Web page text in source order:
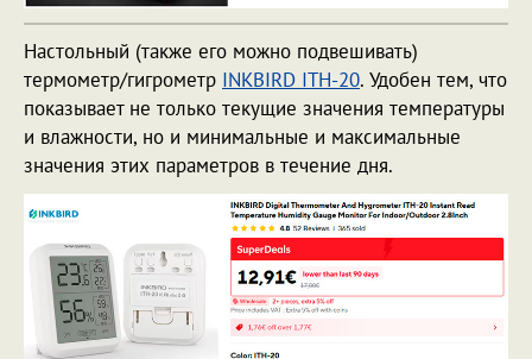
Настольный (также его можно подвешивать)
термометр/гигрометр INKBIRD ITH-20. Удобен тем, что
показывает не только текущие значения температуры
и влажности, но и минимальные и максимальные
значения этих параметров в течение дня.